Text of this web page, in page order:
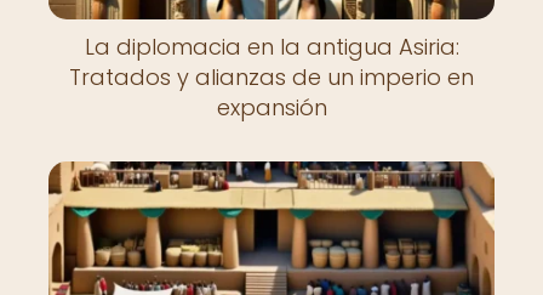
La diplomacia en la antigua Asiria:
Tratados y alianzas de un imperio en
expansión